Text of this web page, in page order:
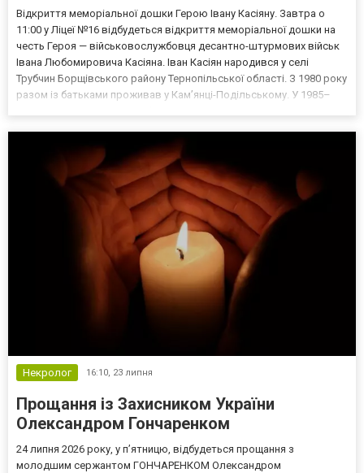
Відкриття меморіальної дошки Герою Івану Касіяну. Завтра о
11:00 у Ліцеї №16 відбудеться відкриття меморіальної дошки на
честь Героя — військовослужбовця десантно-штурмових військ
Івана Любомировича Касіяна. Іван Касіян народився у селі
Трубчин Борщівського району Тернопільської області. З 1980 року
разом із батьками проживав у Кам’янці-Подільському. У 1985–
Некролог 16:10, 23 липня
Прощання із Захисником України
Олександром Гончаренком
24 липня 2026 року, у п’ятницю, відбудеться прощання з
молодшим сержантом ГОНЧАРЕНКОМ Олександром